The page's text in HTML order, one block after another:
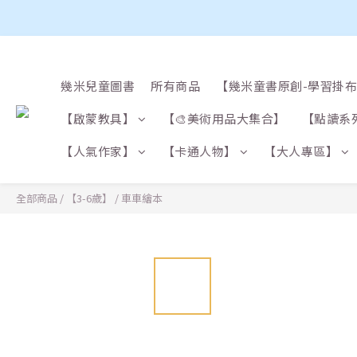
幾米兒童圖書 所有商品
【幾米童書原創-學習掛
【啟蒙教具】
【🎨美術用品大集合】
【點讀系
【人氣作家】
【卡通人物】 【大人專區】
全部商品 / 【3-6歲】 /車車繪本